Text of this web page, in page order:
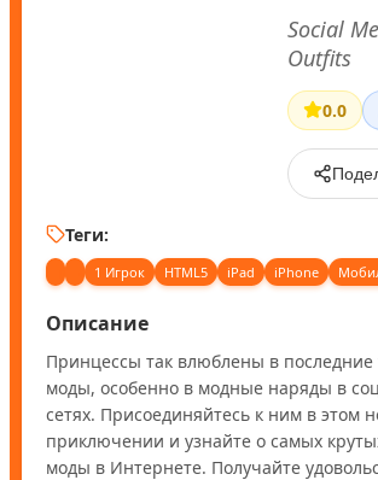
Social
Outfits
0.0
Теги:
1 Игрок HTML5 iPad iPhone
Описание
Принцессы так влюблены в последние
моды, особенно в модные наряды в
сетях. Присоединяйтесь к ним в этом
приключении и узнайте о самых
моды в Интернете. Получайте